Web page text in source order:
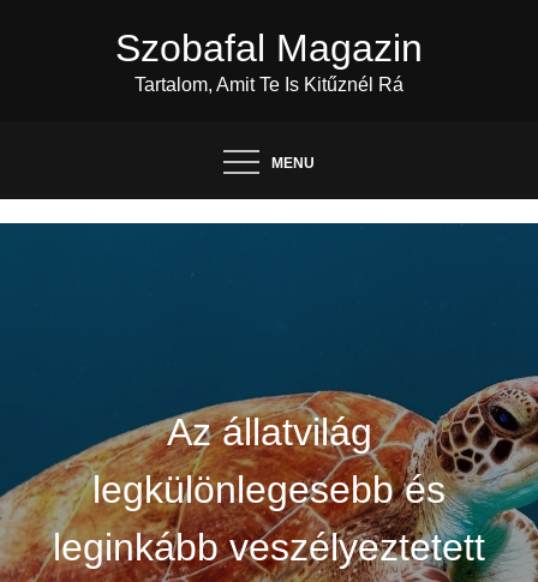
Szobafal Magazin
Tartalom, Amit Te Is Kitűznél Rá
MENU
Az állatvilág
legkülönlegesebb és
leginkább veszélyeztetett